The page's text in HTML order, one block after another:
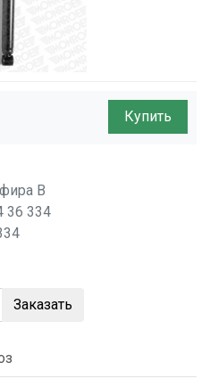
Купить
В
36 334
Заказать